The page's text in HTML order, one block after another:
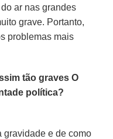
ar nas grandes
grave. Portanto,
problemas mais
tão graves O
política?
gravidade e de como